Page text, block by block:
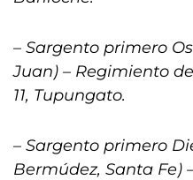
– Sargento primero
Juan) – Regimiento
11, Tupungato.
– Sargento primero
Bermúdez, Santa Fe)